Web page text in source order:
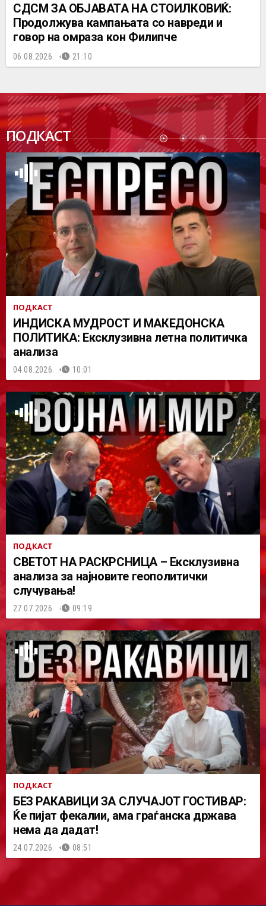
СДСМ ЗА ОБЈАВАТА НА СТОИЛКОВИЌ:
Продолжува кампањата со навреди и
говор на омраза кон Филипче
06.08.2026. 21:10
ПОДКАСТ
ПОДК
АСТ
ПОДКАСТ
ИНДИСКА МУДРОСТ И МАКЕДОНСКА
ПОЛИТИКА: Ексклузивна летна политичка
анализа
04.08.2026. 10:01
ПОДКАСТ
СВЕТОТ НА РАСКРСНИЦА – Ексклузивна
анализа за најновите геополитички
случувања!
27.07.2026. 09:19
ПОДКАСТ
БЕЗ РАКАВИЦИ ЗА СЛУЧАЈОТ ГОСТИВАР:
Ќе пијат фекалии, ама граѓанска држава
нема да дадат!
24.07.2026. 08:51